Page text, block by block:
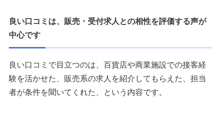
良い口コミは、販売・受付求人との相性を評価する声が
中心です
良い口コミで目立つのは、百貨店や商業施設での接客経
験を活かせた、販売系の求人を紹介してもらえた、担当
者が条件を聞いてくれた、という内容です。